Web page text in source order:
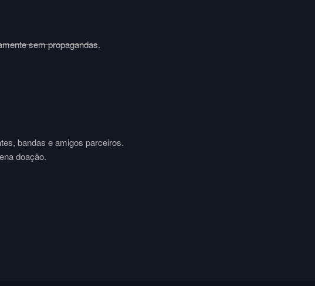
sem propagandas.
bandas e amigos parceiros.
doação.